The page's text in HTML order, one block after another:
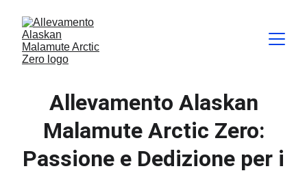
Allevamento Alaskan
Malamute Arctic Zero:
Passione e Dedizione per i